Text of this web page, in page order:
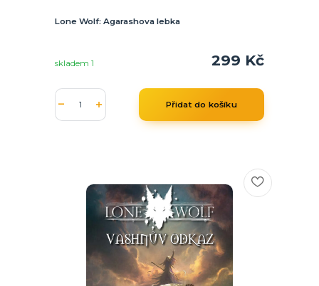
Lone Wolf: Agarashova lebka
299 Kč
skladem 1
Přidat do košíku